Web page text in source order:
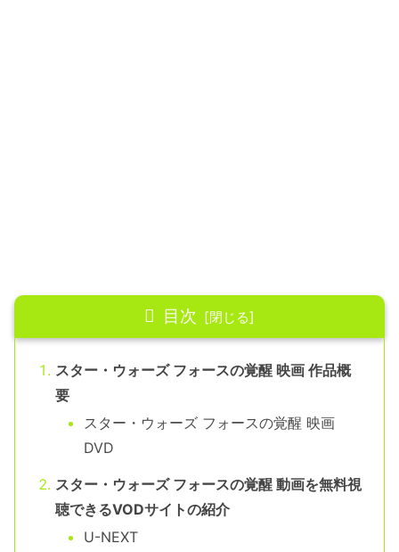
目次
スター・ウォーズ フォースの覚醒 映画 作品概
要
スター・ウォーズ フォースの覚醒 映画
DVD
スター・ウォーズ フォースの覚醒 動画を無料視
聴できるVODサイトの紹介
U-NEXT